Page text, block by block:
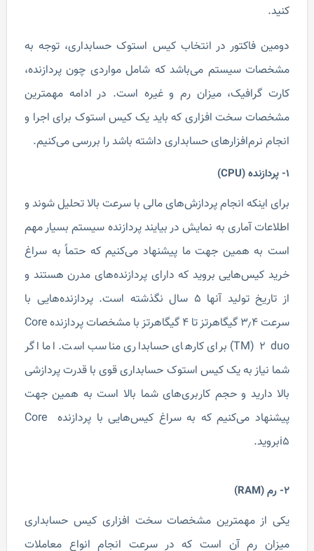
کنید.
دومین فاکتور در انتخاب کیس استوک حسابداری، توجه به
مشخصات سیستم می‌باشد که شامل مواردی چون پردازنده،
کارت گرافیک، میزان رم و غیره است. در ادامه مهمترین
مشخصات سخت افزاری که باید یک کیس استوک برای اجرا و
انجام نرم‌افزارهای حسابداری داشته باشد را بررسی می‌کنیم.
1- پردازنده (CPU)
برای اینکه انجام پردازش‌های مالی با سرعت بالا تحلیل شوند و
اطلاعات آماری به نمایش در بیایند پردازنده سیستم بسیار مهم
است به همین جهت ما پیشنهاد می‌کنیم که حتماً به سراغ
خرید کیس‌هایی بروید که دارای پردازنده‌های مدرن هستند و
از تاریخ تولید آنها ۵ سال نگذشته است. پردازنده‌هایی با
سرعت ۳٫۴ گیگاهرتز تا ۴ گیگاهرتز با مشخصات پردازنده Core
(TM) 2 duo برای کارهای حسابداری مناسب است. اما اگر
شما نیاز به یک کیس استوک حسابداری قوی با قدرت پردازشی
بالا دارید و حجم کاربری‌های شما بالا است به همین جهت
پیشنهاد می‌کنیم که به سراغ کیس‌هایی با پردازنده Core
i5بروید.
2- رم (RAM)
یکی از مهمترین مشخصات سخت افزاری کیس حسابداری
میزان رم آن است که در سرعت انجام انواع معاملات